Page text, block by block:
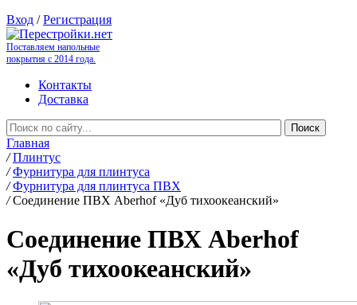
Вход /Регистрация
Поставляем напольные
покрытия с 2014 года.
Контакты
Доставка
Главная
/ Плинтус
/ Фурнитура для плинтуса
/ Фурнитура для плинтуса ПВХ
/ Соединение ПВХ Aberhof «Дуб тихоокеанский»
Соединение ПВХ Aberhof
«Дуб тихоокеанский»